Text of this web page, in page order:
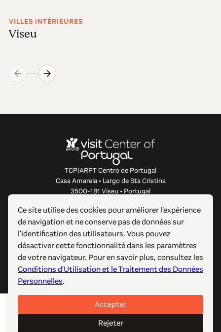
VILLES INTÉRIEURES
Viseu
TCP/ARPT Centro de Portugal
Casa Amarela • Largo de Sta Cristina
3500-181 Viseu • Portugal
À PROPOS DE CE SITE WEB
LIENS UTILES
SUIVEZ-NOUS
© 2012-2026 TCP/ARPT Centro de Portugal. Tous droits
GOMO Digital.
Ce site utilise des cookies pour améliorer l'expérience
de navigation et ne conserve pas de données sur
l'identification des utilisateurs. Vous pouvez
désactiver cette fonctionnalité dans les paramètres
de votre navigateur. Pour en savoir plus, consultez les
Conditions d'Utilisation et le Traitement des Données
Personnelles.
Accepter
Rejeter